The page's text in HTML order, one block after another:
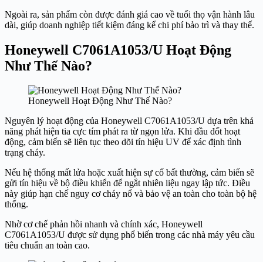
Ngoài ra, sản phẩm còn được đánh giá cao về tuổi thọ vận hành lâu
dài, giúp doanh nghiệp tiết kiệm đáng kể chi phí bảo trì và thay thế.
Honeywell C7061A1053/U Hoạt Động
Như Thế Nào?
Honeywell Hoạt Động Như Thế Nào?
Nguyên lý hoạt động của Honeywell C7061A1053/U dựa trên khả
năng phát hiện tia cực tím phát ra từ ngọn lửa. Khi đầu đốt hoạt
động, cảm biến sẽ liên tục theo dõi tín hiệu UV để xác định tình
trạng cháy.
Nếu hệ thống mất lửa hoặc xuất hiện sự cố bất thường, cảm biến sẽ
gửi tín hiệu về bộ điều khiển để ngắt nhiên liệu ngay lập tức. Điều
này giúp hạn chế nguy cơ cháy nổ và bảo vệ an toàn cho toàn bộ hệ
thống.
Nhờ cơ chế phản hồi nhanh và chính xác, Honeywell
C7061A1053/U được sử dụng phổ biến trong các nhà máy yêu cầu
tiêu chuẩn an toàn cao.